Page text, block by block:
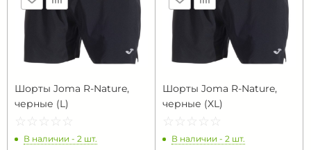
Шорты Joma R-Nature,
черные (L)
☆ ☆ ☆ ☆ ☆
★ ★ ★ ★ ★
В наличии - 2 шт.
Шорты Joma R-Nature,
черные (XL)
☆ ☆ ☆ ☆ ☆
★ ★ ★ ★ ★
В наличии - 2 шт.